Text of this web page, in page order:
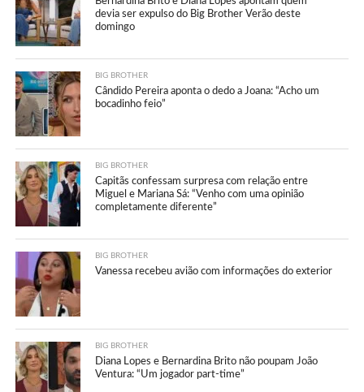
devia ser expulso do Big Brother Verão deste
domingo
BIG BROTHER
Cândido Pereira aponta o dedo a Joana: “Acho um
bocadinho feio”
BIG BROTHER
Capitãs confessam surpresa com relação entre
Miguel e Mariana Sá: “Venho com uma opinião
completamente diferente”
BIG BROTHER
Vanessa recebeu avião com informações do exterior
BIG BROTHER
Diana Lopes e Bernardina Brito não poupam João
Ventura: “Um jogador part-time”